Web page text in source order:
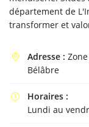
utilisantle
département de
transformer et
 Adresse :
Bélâbre

Horaires :
Lundi au